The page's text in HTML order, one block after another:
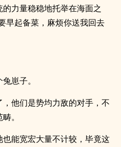
力量稳稳地托举在海面之
早起备菜，麻烦你送我回去
崽子。
他们是势均力敌的对手，不
。
能宽宏大量不计较，毕竟这